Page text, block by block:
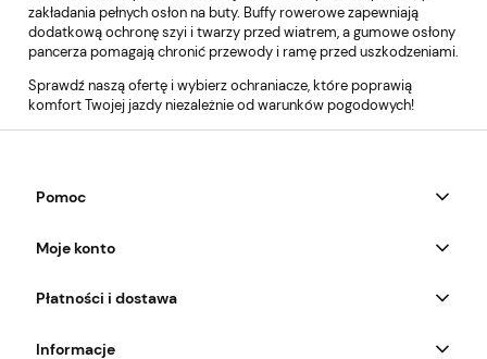
zakładania pełnych osłon na buty. Buffy rowerowe zapewniają
dodatkową ochronę szyi i twarzy przed wiatrem, a gumowe osłony
pancerza pomagają chronić przewody i ramę przed uszkodzeniami.
Sprawdź naszą ofertę i wybierz ochraniacze, które poprawią
komfort Twojej jazdy niezależnie od warunków pogodowych!
Pomoc
Moje konto
Płatności i dostawa
Informacje